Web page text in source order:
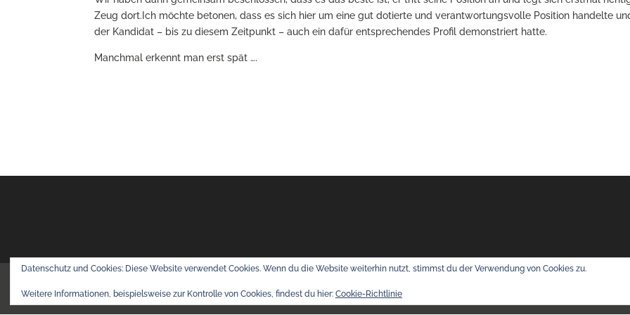
Zeug dort.Ich möchte betonen, dass es sich hier um eine gut dotierte und verantwortungsvolle Position handelte
der Kandidat – bis zu diesem Zeitpunkt – auch ein dafür entsprechendes Profil demonstriert hatte.
Manchmal erkennt man erst spät ….
Datenschutz und Cookies: Diese Website verwendet Cookies. Wenn du die Website weiterhin nutzt, stimmst du der Verwendung von Cookies zu.
Weitere Informationen, beispielsweise zur Kontrolle von Cookies, findest du hier: Cookie-Richtlinie